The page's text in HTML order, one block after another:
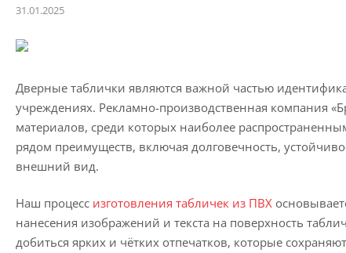
31.01.2025
Дверные таблички являются важной частью
учреждениях. Рекламно-производственная компания
материалов, среди которых наиболее
рядом преимуществ, включая долговечность,
внешний вид.
Наш процесс изготовления табличек из ПВХ
нанесения изображений и текста на поверхность
добиться ярких и чётких отпечатков, которые